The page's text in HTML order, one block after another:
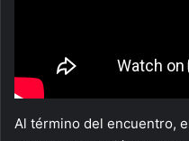
Al término del encuentro,